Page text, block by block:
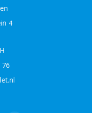
4